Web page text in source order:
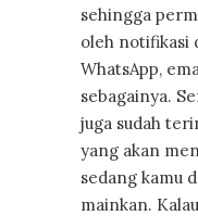
sehingga
oleh notifikasi
WhatsApp,
sebagainya.
juga sudah
yang akan
sedang kamu
mainkan.